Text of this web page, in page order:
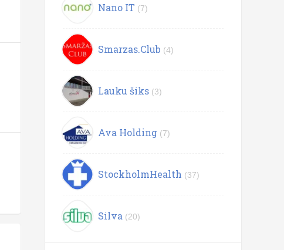
Nano IT (7)
Smarzas.Club (4)
Lauku šiks (3)
Ava Holding (7)
StockholmHealth (37)
Silva (20)